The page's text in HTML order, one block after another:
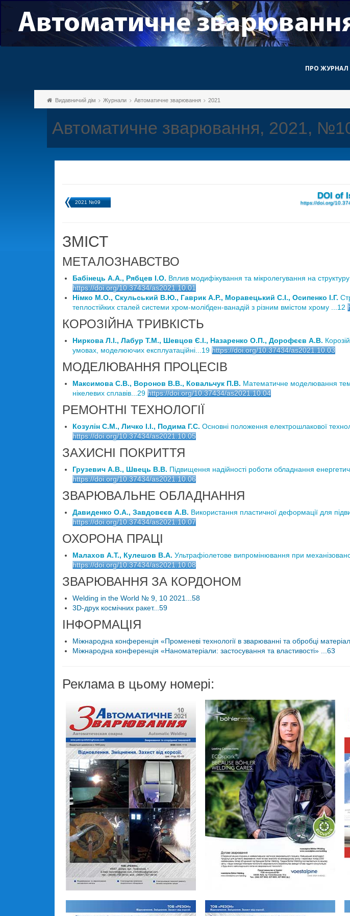
ПРО ЖУРНАЛ
Видавничий дім Журнали Автоматичне зварювання 2021
Автоматичне зварювання, 2021,
2021 №09
DOI of
https://doi.org/
ЗМІСТ
МЕТАЛОЗНАВСТВО
Бабінець А.А., Рябцев І.О. Вплив модифікування та мікролегування на
https://doi.org/10.37434/as2021.10.01
Німко М.О., Скульський В.Ю., Гаврик А.Р., Моравецький С.І., Осипенко І.Г.
теплостійких сталей системи хром-молібден-ванадій з різним вмістом хрому ...12
КОРОЗІЙНА ТРИВКІСТЬ
Ниркова Л.І., Лабур Т.М., Шевцов Є.І., Назаренко О.П., Дорофєєв А.В.
умовах, моделюючих експлуатаційні...19 https://doi.org/10.37434/as2021.10.03
МОДЕЛЮВАННЯ ПРОЦЕСІВ
Максимова С.В., Воронов В.В., Ковальчук П.В. Математичне моделювання
нікелевих сплавів...29 https://doi.org/10.37434/as2021.10.04
РЕМОНТНІ ТЕХНОЛОГІЇ
Козулін С.М., Личко І.І., Подима Г.С. Основні положення електрошлакової
https://doi.org/10.37434/as2021.10.05
ЗАХИСНІ ПОКРИТТЯ
Грузевич А.В., Швець В.В. Підвищення надійності роботи обладнання
https://doi.org/10.37434/as2021.10.06
ЗВАРЮВАЛЬНЕ ОБЛАДНАННЯ
Давиденко О.А., Завдовєєв А.В. Використання пластичної деформації для
https://doi.org/10.37434/as2021.10.07
ОХОРОНА ПРАЦІ
Малахов А.Т., Кулешов В.А. Ультрафіолетове випромінювання при
https://doi.org/10.37434/as2021.10.08
ЗВАРЮВАННЯ ЗА КОРДОНОМ
Welding in the World № 9, 10 2021...58
3D-друк космічних ракет...59
ІНФОРМАЦІЯ
Міжнародна конференція «Променеві технології в зварюванні та обробці
Міжнародна конференція «Наноматеріали: застосування та властивості» ...63
Реклама в цьому номері: